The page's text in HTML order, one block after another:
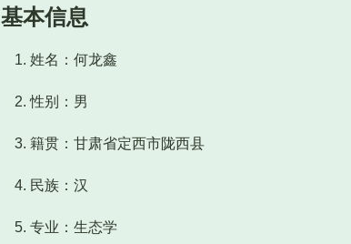
基本信息
姓名：何龙鑫
性别：男
籍贯：甘肃省定西市陇西县
民族：汉
专业：生态学